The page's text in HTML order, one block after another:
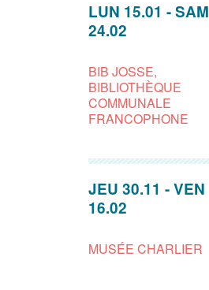
LUN 15.01 -SAM
24.02
BIB JOSSE,
BIBLIOTHÈQUE
COMMUNALE
FRANCOPHONE
JEU 30.11 -VEN
16.02
MUSÉE CHARLIER